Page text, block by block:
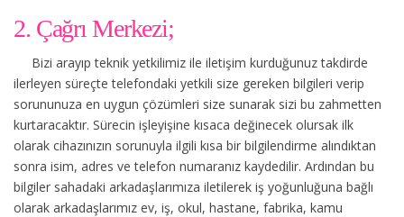
2. Çağrı Merkezi;
Bizi arayıp teknik yetkilimiz ile iletişim kurduğunuz takdirde
ilerleyen süreçte telefondaki yetkili size gereken bilgileri verip
sorununuza en uygun çözümleri size sunarak sizi bu zahmetten
kurtaracaktır. Sürecin işleyişine kısaca değinecek olursak ilk
olarak cihazınızın sorunuyla ilgili kısa bir bilgilendirme alındıktan
sonra isim, adres ve telefon numaranız kaydedilir. Ardından bu
bilgiler sahadaki arkadaşlarımıza iletilerek iş yoğunluğuna bağlı
olarak arkadaşlarımız ev, iş, okul, hastane, fabrika, kamu